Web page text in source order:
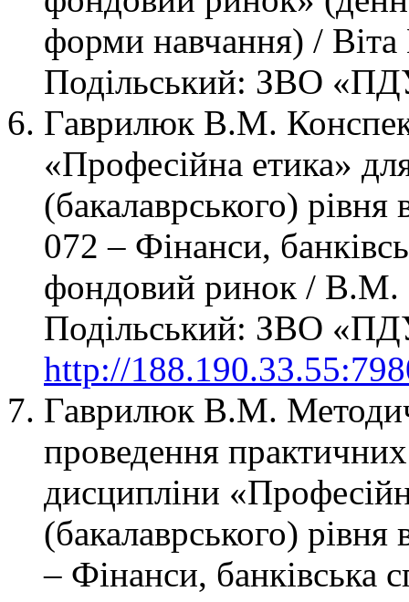
форми навчання) /
Подільський: ЗВО
Гаврилюк В.М.
«Професійна етика»
(бакалаврського) рівня
072 – Фінанси,
фондовий ринок / В.М.
Подільський: ЗВО
http://
Гаврилюк В.М.
проведення
дисципліни
(бакалаврського) рівня
– Фінанси, банківська